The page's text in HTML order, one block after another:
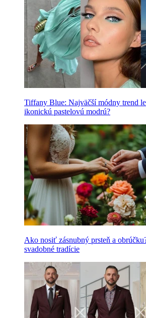
Tiffany Blue: Najväčší módny trend
ikonickú pastelovú modrú?
Ako nosiť zásnubný prsteň a
svadobné tradície